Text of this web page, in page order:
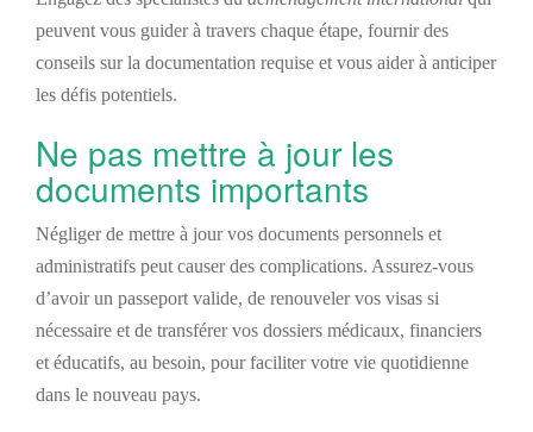
peuvent vous guider à travers chaque étape, fournir des
conseils sur la documentation requise et vous aider à anticiper
les défis potentiels.
Ne pas mettre à jour les
documents importants
Négliger de mettre à jour vos documents personnels et
administratifs peut causer des complications. Assurez-vous
d’avoir un passeport valide, de renouveler vos visas si
nécessaire et de transférer vos dossiers médicaux, financiers
et éducatifs, au besoin, pour faciliter votre vie quotidienne
dans le nouveau pays.